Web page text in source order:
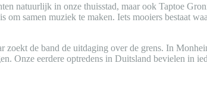
natuurlijk in onze thuisstad, maar ook Taptoe
samen muziek te maken. Iets mooiers bestaat
de band de uitdaging over de grens. In
Onze eerdere optredens in Duitsland bevielen in